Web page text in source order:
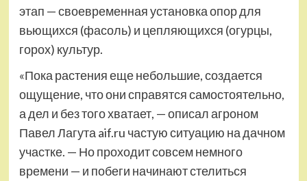
этап — своевременная установка опор для
вьющихся (фасоль) и цепляющихся (огурцы,
горох) культур.
«Пока растения еще небольшие, создается
ощущение, что они справятся самостоятельно,
а дел и без того хватает, — описал агроном
Павел Лагута aif.ru частую ситуацию на дачном
участке. — Но проходит совсем немного
времени — и побеги начинают стелиться